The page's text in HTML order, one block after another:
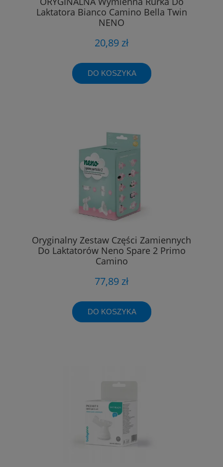
Laktatora Bianco Camino Bella Twin
NENO
20,89 zł
DO KOSZYKA
Oryginalny Zestaw Części Zamiennych
Do Laktatorów Neno Spare 2 Primo
Camino
77,89 zł
DO KOSZYKA